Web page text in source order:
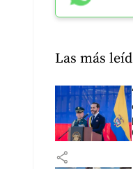
Las más
share